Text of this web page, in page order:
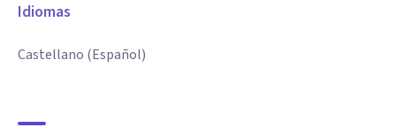
Idiomas
Castellano (Español)